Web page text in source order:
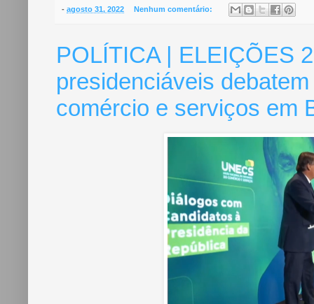
b
t
e
t
e
- agosto 31, 2022 Nenhum comentário:
POLÍTICA | ELEIÇÕES
presidenciáveis
comércio e serviços em